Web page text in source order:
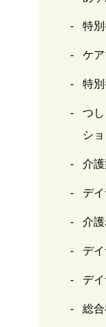
特
ケ
特
つ
シ
介
デ
介
デ
デ
総